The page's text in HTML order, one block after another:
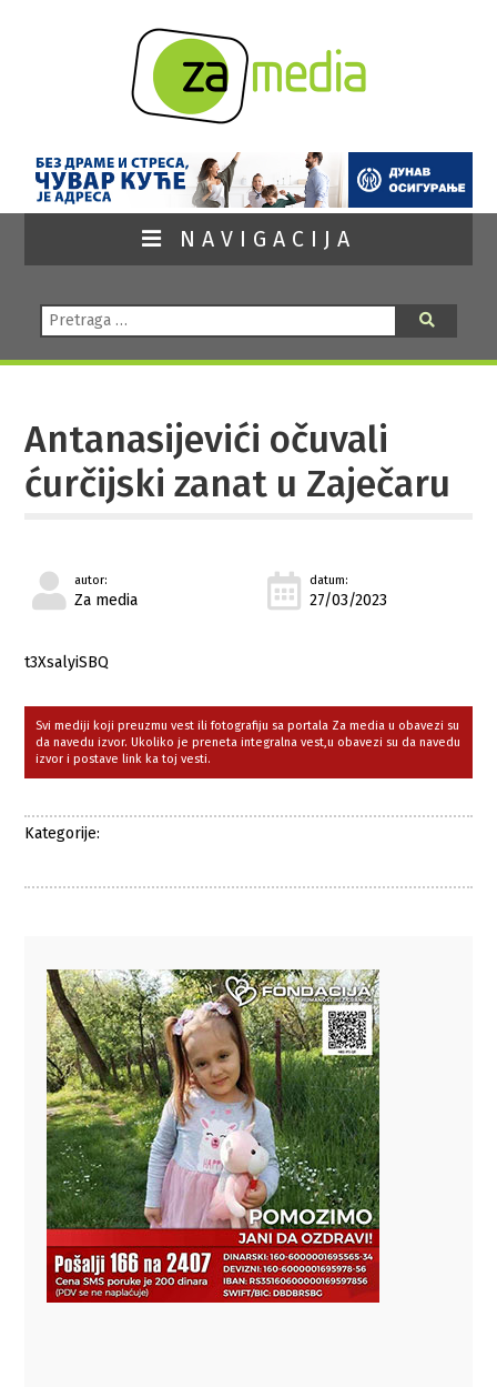
NAVIGACIJA
Pretraga:
Antanasijevići očuvali
ćurčijski zanat u Zaječaru
autor:
Za media
datum:
27/03/2023
t3XsalyiSBQ
Svi mediji koji preuzmu vest ili fotografiju sa portala Za media u obavezi su
da navedu izvor. Ukoliko je preneta integralna vest,u obavezi su da navedu
izvor i postave link ka toj vesti.
Kategorije: